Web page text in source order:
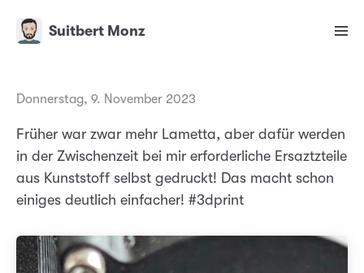
Suitbert Monz
Donnerstag, 9. November 2023
Früher war zwar mehr Lametta, aber dafür werden
in der Zwischenzeit bei mir erforderliche Ersaztzteile
aus Kunststoff selbst gedruckt! Das macht schon
einiges deutlich einfacher! #3dprint